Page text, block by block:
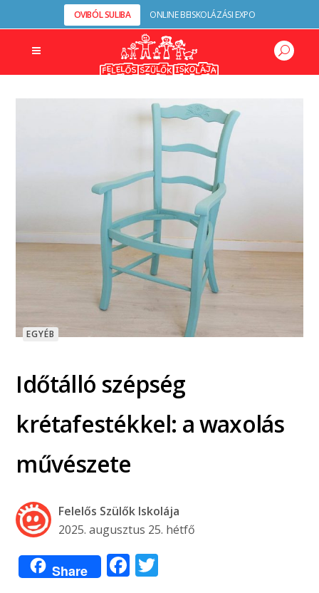
OVIBÓL SULIBA ONLINE BEISKOLÁZÁSI EXPO
EGYÉB
Időtálló szépség
krétafestékkel: a waxolás
művészete
Felelős Szülők Iskolája
2025. augusztus 25. hétfő
Share Facebook